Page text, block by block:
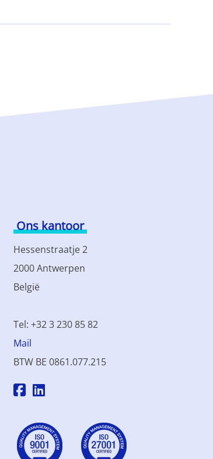
Ons kantoor
Hessenstraatje 2
2000 Antwerpen
België
Tel: +32 3 230 85 82
Mail
BTW BE 0861.077.215